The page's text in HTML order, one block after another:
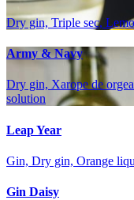
Dry gin, Triple sec,
Army & Navy
Dry gin, Xarope de
solution
Leap Year
Gin, Dry gin, Orange
Gin Daisy